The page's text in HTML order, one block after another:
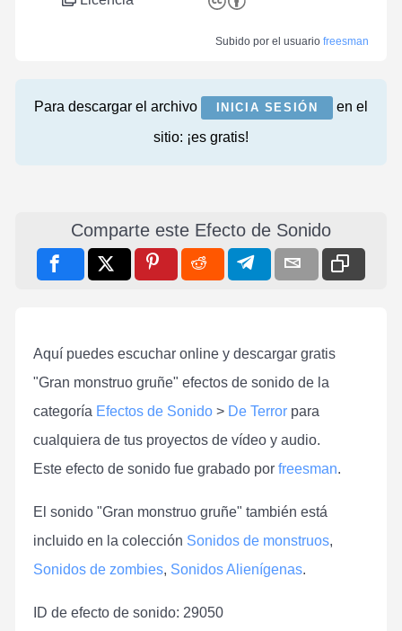
Subido por el usuario freesman
Para descargar el archivo INICIA SESIÓN
en el
sitio: ¡es gratis!
Comparte este Efecto de Sonido
Aquí puedes escuchar online y descargar gratis
"Gran monstruo gruñe" efectos de sonido de la
categoría Efectos de Sonido > De Terror para
cualquiera de tus proyectos de vídeo y audio.
Este efecto de sonido fue grabado por freesman.
El sonido "Gran monstruo gruñe" también está
incluido en la colección Sonidos de monstruos,
Sonidos de zombies, Sonidos Alienígenas.
ID de efecto de sonido: 29050